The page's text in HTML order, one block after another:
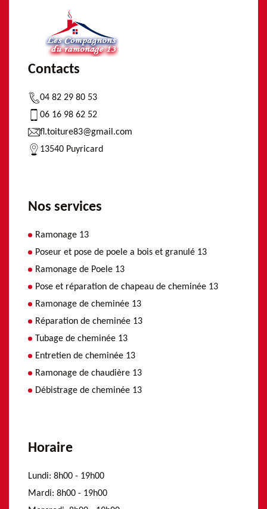
Contacts
04 82 29 80 53
06 16 98 62 52
fl.toiture83@gmail.com
13540 Puyricard
Nos services
Ramonage 13
Poseur et pose de poele a bois et granulé 13
Ramonage de Poele 13
Pose et réparation de chapeau de cheminée 13
Ramonage de cheminée 13
Réparation de cheminée 13
Tubage de cheminée 13
Entretien de cheminée 13
Ramonage de chaudière 13
Débistrage de cheminée 13
Horaire
Lundi: 8h00 - 19h00
Mardi: 8h00 - 19h00